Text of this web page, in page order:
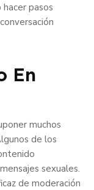
pasos
En
muchos
de los
sexuales.
de moderación